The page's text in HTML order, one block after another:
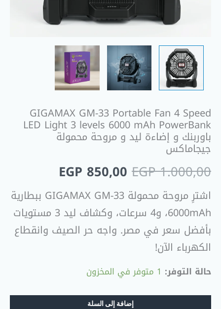
GIGAMAX GM-33 Portable Fan 4 Speed
LED Light 3 levels 6000 mAh PowerBank
باوربنك و إضاءة ليد و مروحة محمولة
جيجاماكس
EGP1.000,00
EGP 850,00
اشترِ مروحة محمولة GIGAMAX GM-33 ببطارية
6000mAh، و4 سرعات، وكشاف ليد 3 مستويات
بأفضل سعر في مصر. واجه حر الصيف وانقطاع
الكهرباء الآن!
حالة التوفر: 1 متوفر في المخزون
باوربنك
إضاءة
ليد
و
مروحة
محمولة
جيجاماكس
إضافة إلى السلة